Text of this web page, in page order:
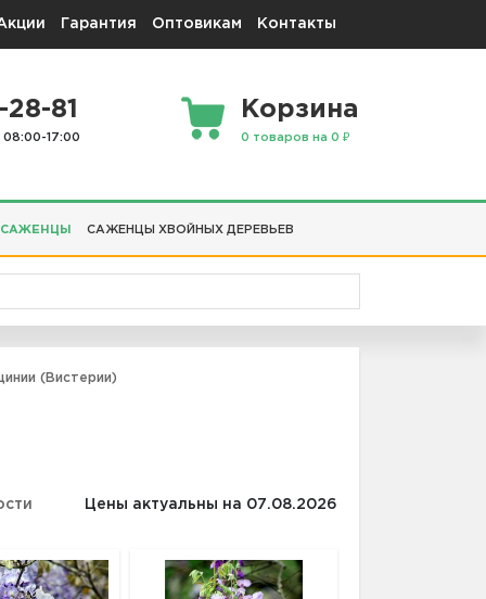
Гарантия Оптовикам Контакты
81
08:00-17:00
Корзина
0 товаров на 0 ₽
САЖЕНЦЫ ХВОЙНЫХ ДЕРЕВЬЕВ
(Вистерии)
Цены актуальны на 07.08.2026